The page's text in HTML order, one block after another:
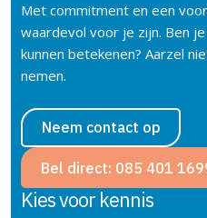
Met commitment en een
waardevol voor je zijn. Ben
kunnen betekenen? Aarzel
nemen.
Neem contact op
Bel direct: 085 401
Kies voor kennis